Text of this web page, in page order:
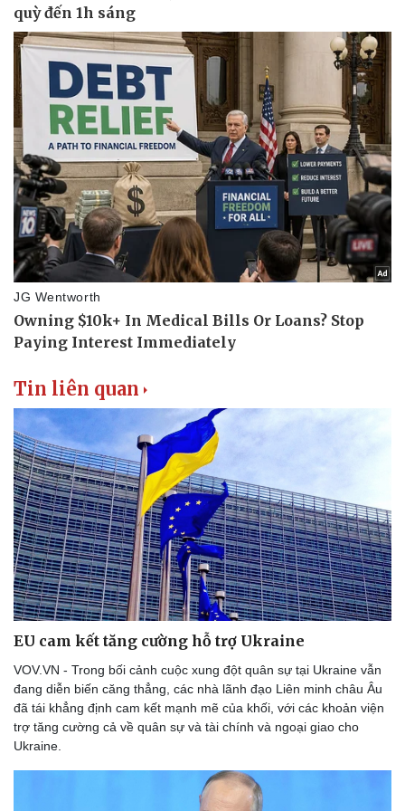
Sản phụ khoa
Nam khoa
Làm đẹp - giảm cân
Phòng mạch online
Ăn sạch sống khỏe
Văn hóa
Sân khấu - Điện ảnh
Văn học
Âm nhạc
Di sản
Giải trí
Nghệ sĩ
Thời trang
Sao Việt
Tin liên quan
EU cam kết tăng cường hỗ trợ Ukraine
VOV.VN - Trong bối cảnh cuộc xung đột quân sự tại Ukraine vẫn
đang diễn biến căng thẳng, các nhà lãnh đạo Liên minh châu Âu
đã tái khẳng định cam kết mạnh mẽ của khối, với các khoản viện
trợ tăng cường cả về quân sự và tài chính và ngoại giao cho
Ukraine.